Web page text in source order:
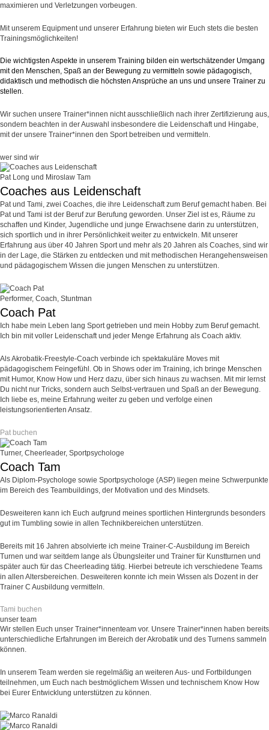
maximieren und Verletzungen vorbeugen.
Mit unserem Equipment und unserer Erfahrung bieten wir Euch stets die besten
Trainingsmöglichkeiten!
Die wichtigsten Aspekte in unserem Training bilden ein wertschätzender Umgang
mit den Menschen, Spaß an der Bewegung zu vermitteln sowie pädagogisch,
didaktisch und methodisch die höchsten Ansprüche an uns und unsere Trainer zu
stellen.
Wir suchen unsere Trainer*innen nicht ausschließlich nach ihrer Zertifizierung aus,
sondern beachten in der Auswahl insbesondere die Leidenschaft und Hingabe,
mit der unsere Trainer*innen den Sport betreiben und vermitteln.
wer sind wir
Pat Long und Miroslaw Tam
Coaches aus Leidenschaft
Pat und Tami, zwei Coaches, die ihre Leidenschaft zum Beruf gemacht haben. Bei
Pat und Tami ist der Beruf zur Berufung geworden. Unser Ziel ist es, Räume zu
schaffen und Kinder, Jugendliche und junge Erwachsene darin zu unterstützen,
sich sportlich und in ihrer Persönlichkeit weiter zu entwickeln. Mit unserer
Erfahrung aus über 40 Jahren Sport und mehr als 20 Jahren als Coaches, sind wir
in der Lage, die Stärken zu entdecken und mit methodischen Herangehensweisen
und pädagogischem Wissen die jungen Menschen zu unterstützen.
Performer, Coach, Stuntman
Coach Pat
Ich habe mein Leben lang Sport getrieben und mein Hobby zum Beruf gemacht.
Ich bin mit voller Leidenschaft und jeder Menge Erfahrung als Coach aktiv.
Als Akrobatik-Freestyle-Coach verbinde ich spektakuläre Moves mit
pädagogischem Feingefühl. Ob in Shows oder im Training, ich bringe Menschen
mit Humor, Know How und Herz dazu, über sich hinaus zu wachsen. Mit mir lernst
Du nicht nur Tricks, sondern auch Selbst-vertrauen und Spaß an der Bewegung.
Ich liebe es, meine Erfahrung weiter zu geben und verfolge einen
leistungsorientierten Ansatz.
Pat buchen
Turner, Cheerleader, Sportpsychologe
Coach Tam
Als Diplom-Psychologe sowie Sportpsychologe (ASP) liegen meine Schwerpunkte
im Bereich des Teambuildings, der Motivation und des Mindsets.
Desweiteren kann ich Euch aufgrund meines sportlichen Hintergrunds besonders
gut im Tumbling sowie in allen Technikbereichen unterstützen.
Bereits mit 16 Jahren absolvierte ich meine Trainer-C-Ausbildung im Bereich
Turnen und war seitdem lange als Übungsleiter und Trainer für Kunstturnen und
später auch für das Cheerleading tätig. Hierbei betreute ich verschiedene Teams
in allen Altersbereichen. Desweiteren konnte ich mein Wissen als Dozent in der
Trainer C Ausbildung vermitteln.
Tami buchen
unser team
Wir stellen Euch unser Trainer*innenteam vor. Unsere Trainer*innen haben bereits
unterschiedliche Erfahrungen im Bereich der Akrobatik und des Turnens sammeln
können.
In unserem Team werden sie regelmäßig an weiteren Aus- und Fortbildungen
teilnehmen, um Euch nach bestmöglichem Wissen und technischem Know How
bei Eurer Entwicklung unterstützen zu können.